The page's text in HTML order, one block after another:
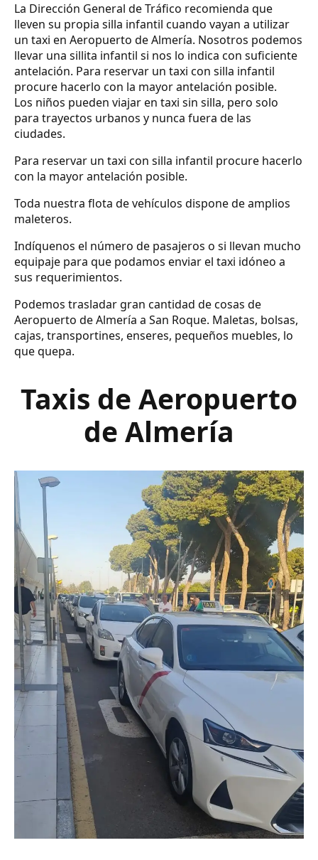
La Dirección General de Tráfico recomienda que
lleven su propia silla infantil cuando vayan a utilizar
un taxi en Aeropuerto de Almería. Nosotros podemos
llevar una sillita infantil si nos lo indica con suficiente
antelación. Para reservar un taxi con silla infantil
procure hacerlo con la mayor antelación posible.
Los niños pueden viajar en taxi sin silla, pero solo
para trayectos urbanos y nunca fuera de las
ciudades.
Para reservar un taxi con silla infantil procure hacerlo
con la mayor antelación posible.
Toda nuestra flota de vehículos dispone de amplios
maleteros.
Indíquenos el número de pasajeros o si llevan mucho
equipaje para que podamos enviar el taxi idóneo a
sus requerimientos.
Podemos trasladar gran cantidad de cosas de
Aeropuerto de Almería a San Roque. Maletas, bolsas,
cajas, transportines, enseres, pequeños muebles, lo
que quepa.
Taxis de Aeropuerto
de Almería